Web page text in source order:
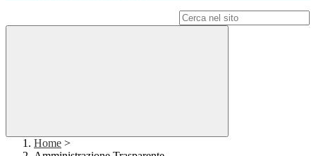
Home >